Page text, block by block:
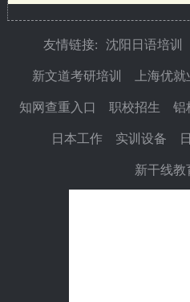
友情链接: 沈阳日语培训
新文道考研培训 上海优就
知网查重入口 职校招生 铝
日本工作 实训设备
新干线教